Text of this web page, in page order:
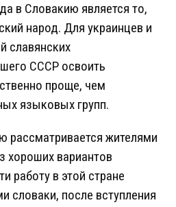
в Словакию является то,
народ. Для украинцев и
славянских
СССР освоить
проще, чем
языковых групп.
рассматривается жителями
хороших вариантов
работу в этой стране
словаки, после вступления